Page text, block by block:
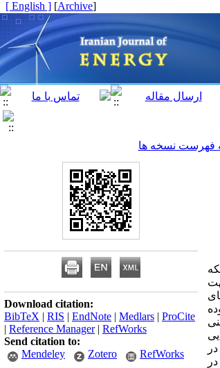
[
Archive
]
[ English ]
فهرست نسخه ها
جهت
Download citation:
BibTeX | RIS | EndNote | Medlars | ProCite
| Reference Manager| RefWorks
Send citation to:
Mendeley
Zotero RefWorks